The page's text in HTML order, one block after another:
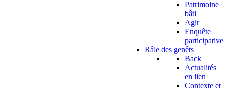
Patrimoine
bâti
Agir
Enquête
participative
Râle des genêts
Back
Actualités
en lien
Contexte et